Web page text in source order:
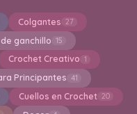
Colgantes 27
ganchillo 15
Crochet Creativo 1
Principantes 41
Cuellos en Crochet 20